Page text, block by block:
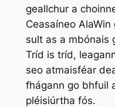
geallchur a
Ceasaíneo
sult as a mbónais
Tríd is tríd,
seo atmaisféar
fhágann go bhfuil
pléisiúrtha fós.